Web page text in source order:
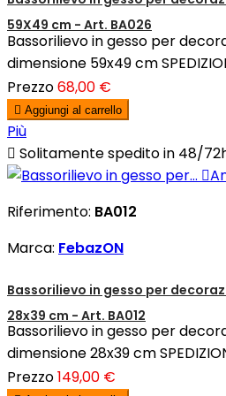
59X49 cm - Art. BA026
Bassorilievo in gesso per
dimensione 59x49 cm
Prezzo68,00 €
 Aggiungi al carrello
Più
 Solitamente spedito in 48/

Riferimento: BA012
Marca: FebazON
Bassorilievo in gesso per
28x39 cm - Art. BA012
Bassorilievo in gesso per
dimensione 28x39 cm
Prezzo149,00 €